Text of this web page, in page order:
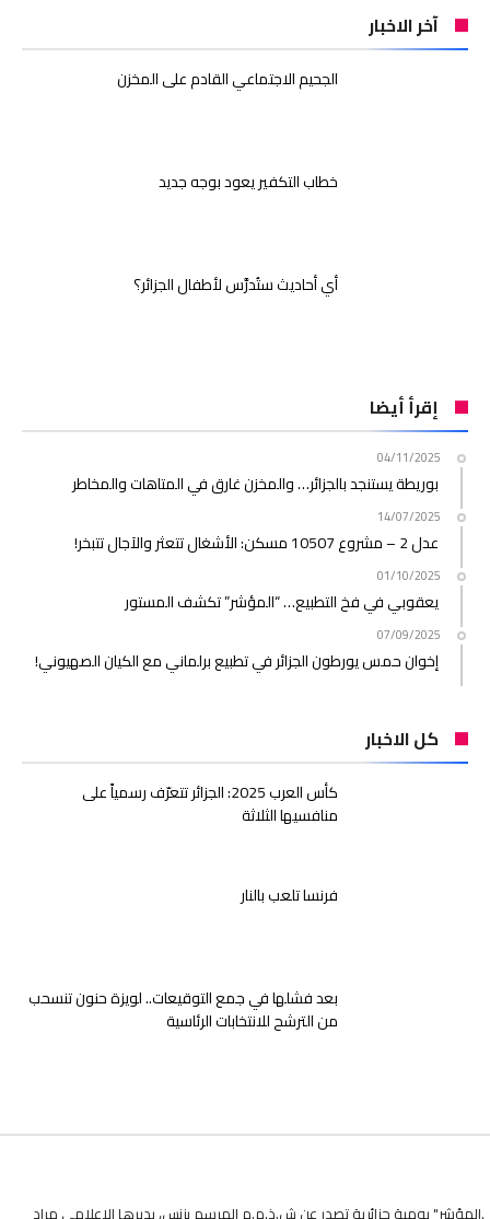
آخر الاخبار
الجحيم الاجتماعي القادم على المخزن
خطاب التكفير يعود بوجه جديد
أي أحاديث ستُدرَّس لأطفال الجزائر؟
إقرأ أيضا
04/11/2025
بوريطة يستنجد بالجزائر… والمخزن غارق في المتاهات والمخاطر
14/07/2025
عدل 2 – مشروع 10507 مسكن: الأشغال تتعثر والآجال تتبخر!
01/10/2025
يعقوبي في فخ التطبيع… “المؤشر” تكشف المستور
07/09/2025
إخوان حمس يورطون الجزائر في تطبيع برلماني مع الكيان الصهيوني!
كل الاخبار
كأس العرب 2025: الجزائر تتعرّف رسمياً على
منافسيها الثلاثة
فرنسا تلعب بالنار
بعد فشلها في جمع التوقيعات.. لويزة حنون تنسحب
من الترشح للانتخابات الرئاسية
.المؤشر" يومية جزائرية تصدر عن ش.ذ.م.م المرسم بزنس، يديرها الاعلامي مراد